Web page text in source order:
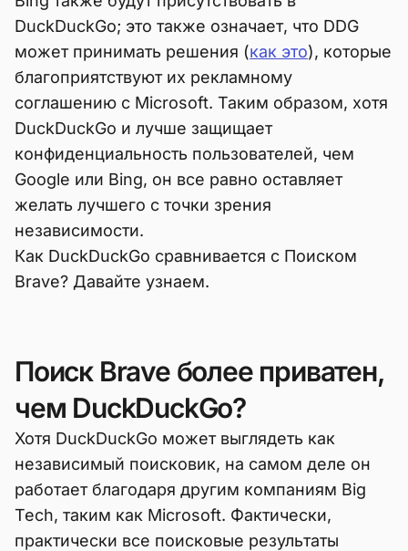
DuckDuckGo; это также означает, что DDG
может принимать решения (как это), которые
благоприятствуют их рекламному
соглашению с Microsoft. Таким образом, хотя
DuckDuckGo и лучше защищает
конфиденциальность пользователей, чем
Google или Bing, он все равно оставляет
желать лучшего с точки зрения
независимости.
Как DuckDuckGo сравнивается с Поиском
Brave? Давайте узнаем.
Поиск Brave более приватен,
чем DuckDuckGo?
Хотя DuckDuckGo может выглядеть как
независимый поисковик, на самом деле он
работает благодаря другим компаниям Big
Tech, таким как Microsoft. Фактически,
практически все поисковые результаты